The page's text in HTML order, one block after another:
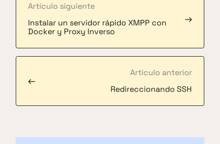
Artículo anterior
Redireccionando SSH
←
Artículo siguiente
Instalar un servidor rápido XMPP con
Docker y Proxy Inverso
→